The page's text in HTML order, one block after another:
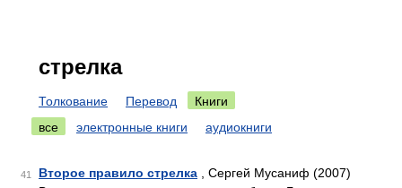
стрелка
Толкование Перевод
Книги
все
электронные книги аудиокниги
41 Второе правило стрелка , Сергей Мусаниф (2007)